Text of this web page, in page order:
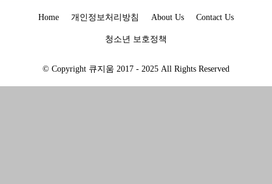
Home 개인정보처리방침 About Us Contact Us
청소년 보호정책
© Copyright 큐지움 2017 - 2025 All Rights Reserved